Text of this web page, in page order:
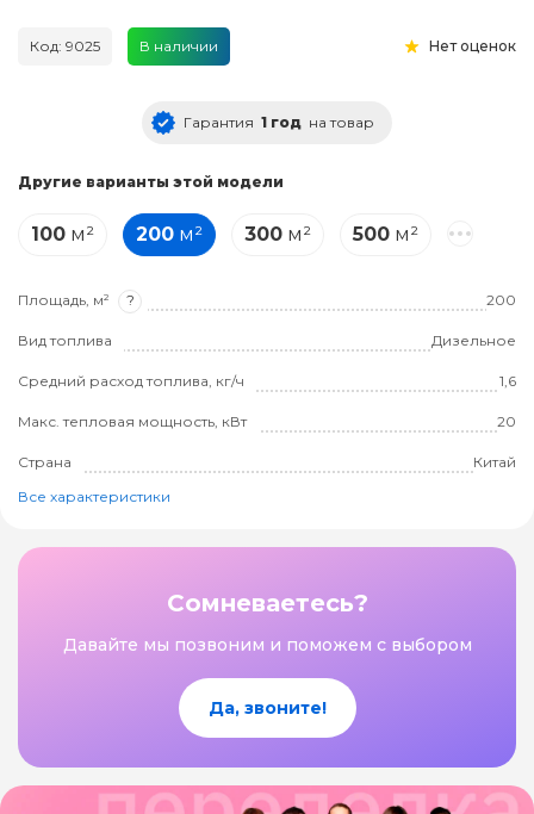
Код: 9025 В наличии Нет оценок
Гарантия 1 год на товар
Другие варианты этой модели
100 м² 200 м² 300 м² 500 м²
Площадь, м² ? 200
Вид топлива Дизельное
Средний расход топлива, кг/ч 1,6
Макс. тепловая мощность, кВт 20
Страна
Китай
Все характеристики
Сомневаетесь?
Давайте мы позвоним и поможем с выбором
Да, звоните!